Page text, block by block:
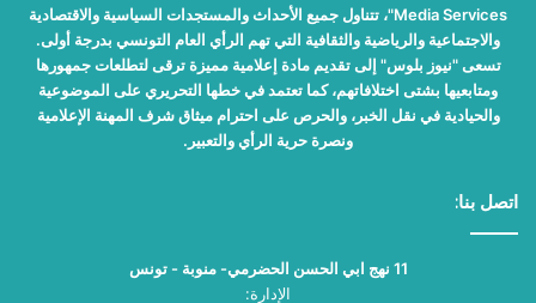
Media Services"، تتناول جميع الأحداث والمستجدات السياسية والاقتصادية
والاجتماعية والرياضية والثقافية التي تهم الرأي العام التونسي بدرجة أولى.
تسعى "نيوز بلوس" إلى تقديم مادة إعلامية مميزة ترقى لتطلعات جمهورها
ومتابعيها بشتى اختلافاتهم، كما تعتمد في خطها التحريري على الموضوعية
والحيادية في نقل الخبر، والحرص على احترام ميثاق شرف المهنة الإعلامية
ونصرة حرية الرأي والتعبير.
اتصل بنا:
11 نهج ابي الحسن الحضرمي- منوبة - تونس
الإدارة: